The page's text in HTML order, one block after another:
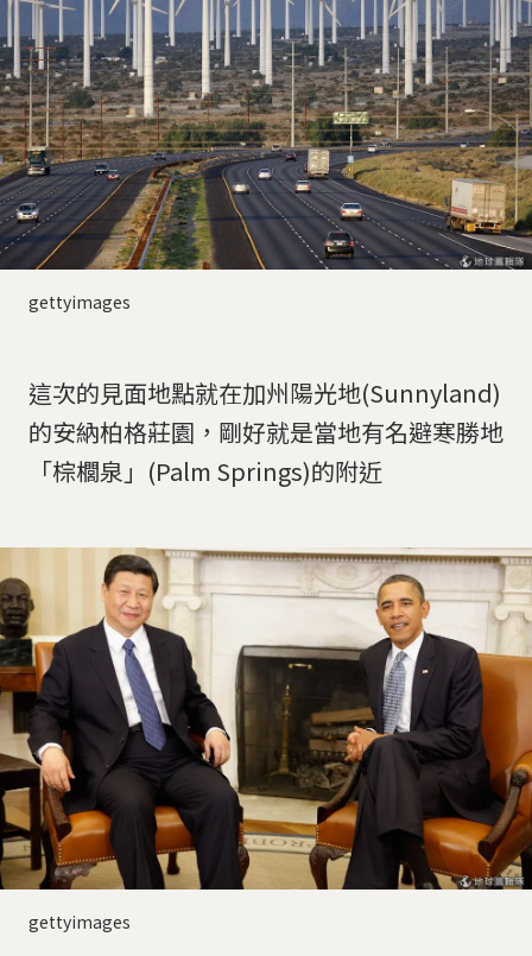
gettyimages
這次的見面地點就在加州陽光地(Sunnyland)
的安納柏格莊園，剛好就是當地有名避寒勝地
「棕櫚泉」(Palm Springs)的附近
gettyimages